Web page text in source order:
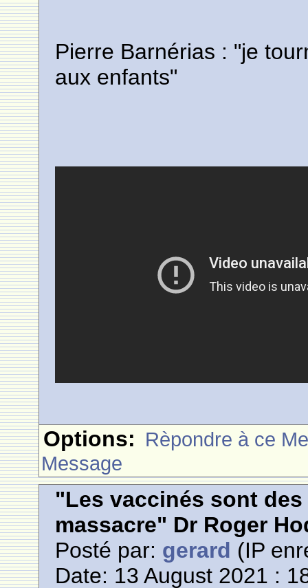
Pierre Barnérias : "je
aux enfants"
Options: Rèpondre à ce
Message
"Les vaccinés sont
massacre" Dr Roger
Posté par: gerard (IP
Date: 13 August 2021 :